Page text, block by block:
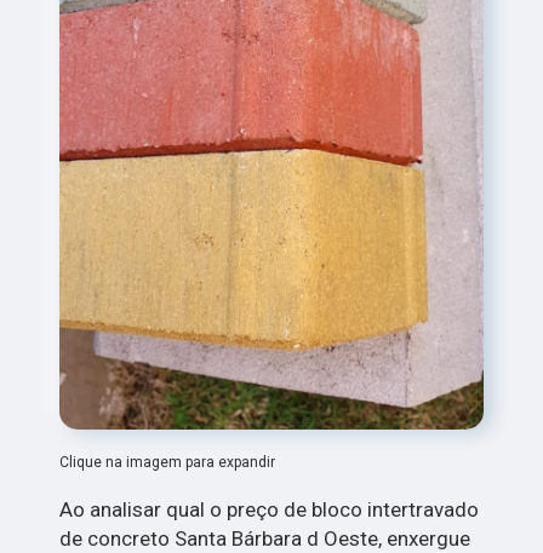
Clique na imagem para expandir
Ao analisar qual o preço de bloco intertravado
de concreto Santa Bárbara d Oeste, enxergue